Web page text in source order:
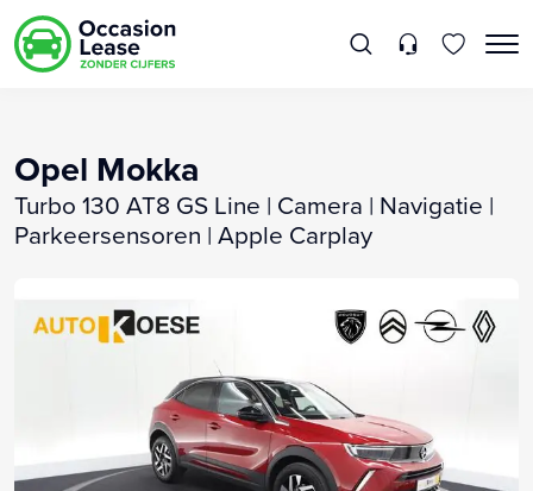
Opel Mokka
Turbo 130 AT8 GS Line | Camera | Navigatie |
Parkeersensoren | Apple Carplay